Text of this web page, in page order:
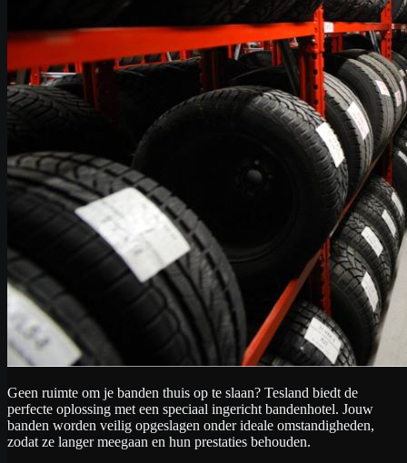
Geen ruimte om je banden thuis op te slaan? Tesland biedt de
perfecte oplossing met een speciaal ingericht bandenhotel. Jouw
banden worden veilig opgeslagen onder ideale omstandigheden,
zodat ze langer meegaan en hun prestaties behouden.